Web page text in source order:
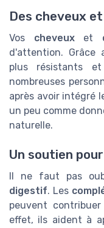
Des cheveux
Vos cheveuxet
d'attention. Grâce
plus résistants
nombreuses
après avoir intégré
un peu comme
naturelle.
Un soutien
Il ne faut pas
digestif. Les
peuvent
effet, ils aident à